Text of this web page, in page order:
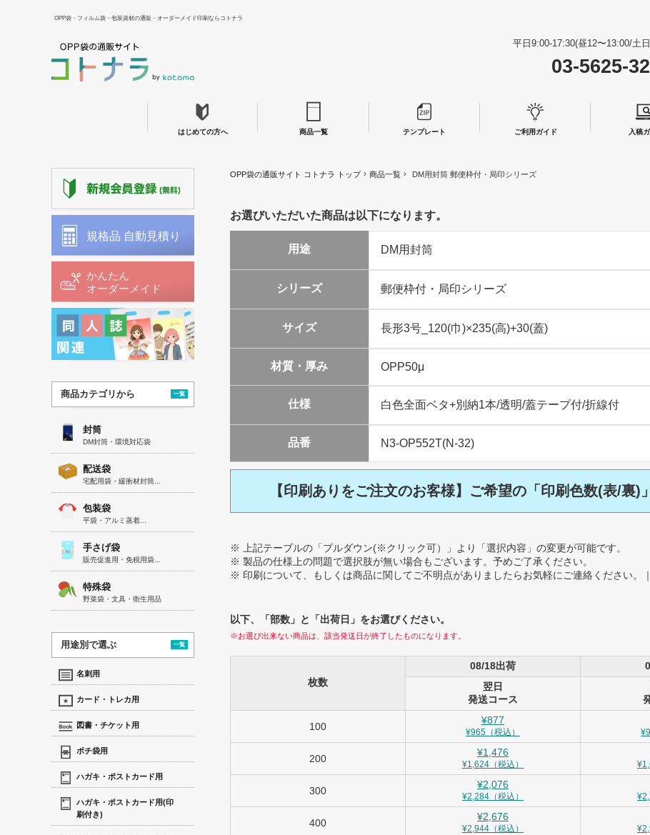
OPP袋・フィルム袋・包装資材の通販・オーダーメイド印刷ならコトナラ
平日9:00-17:30(昼12〜13:00/土
03-5625-
はじめての方へ 商品一覧 テンプレート ご利用ガイド 入稿
商品カテゴリから 一覧
封筒
DM封筒・環境対応袋
配送袋
宅配用袋・緩衝材封筒...
包装袋
平袋・アルミ蒸着...
手さげ袋
販売促進用・免税用袋...
特殊袋
野菜袋・文具・衛生用品
用途別で選ぶ 一覧
名刺用
カード・トレカ用
図書・チケット用
ポチ袋用
ハガキ・ポストカード用
ハガキ・ポストカード用(印
刷付き)
OPP袋の通販サイト コトナラ トップ › 商品一覧 › DM用封筒 郵便枠付・局印シリーズ
お選びいただいた商品は以下になります。
用途
シリーズ
サイズ
材質・厚み
仕様
品番
【印刷ありをご注文のお客様】ご希望の「印刷色数(表/裏)
※ 上記テーブルの「プルダウン(※クリック可）」より「選択内容」の変更が可能です。
※ 製品の仕様上の問題で選択肢が無い場合もございます。予めご了承ください。
※ 印刷について、もしくは商品に関してご不明点がありましたらお気軽にご連絡ください。｜
以下、「部数」と「出荷日」をお選びください。
※お選び出来ない商品は、該当発送日が終了したものになります。
枚数
08/18出荷
翌日
発送コース
100
¥877
¥965（税込）
200
¥1,476
¥1,624（税込）
300
¥2,076
¥2,284（税込）
400
¥2,676
¥2,944（税込）